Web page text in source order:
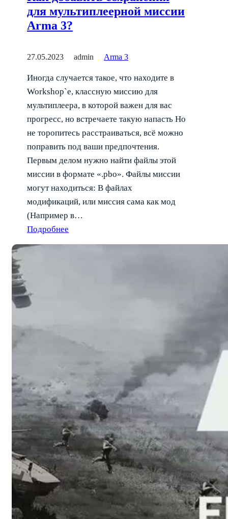
для мультиплеерной миссии
Arma 3?
27.05.2023 admin Arma 3
Иногда случается такое, что находите в
Workshop`e, классную миссию для
мультиплеера, в которой важен для вас
прогресс, но встречаете такую напасть Но
не торопитесь расстраиваться, всё можно
поправить под ваши предпочтения.
Первым делом нужно найти файлы этой
миссии в формате «.pbo». Файлы миссии
могут находиться: В файлах
модификаций, или миссия сама как мод
(Например в…
Подробнее